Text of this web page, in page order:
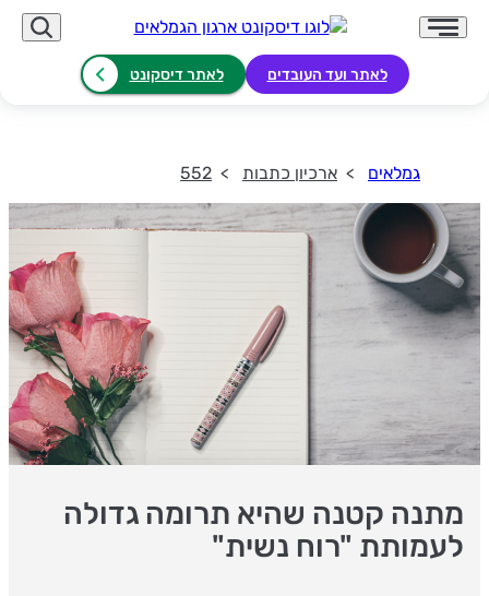
לאתר ועד העובדים לאתר דיסקונט
גמלאים ארכיון כתבות 552
מתנה קטנה שהיא תרומה גדולה
לעמותת "רוח נשית"